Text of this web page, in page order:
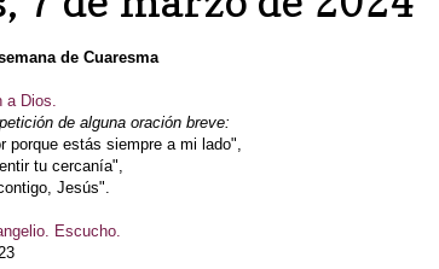
de Cuaresma
a Dios.
de alguna oración breve:
estás siempre a mi lado",
tu cercanía",
Jesús".
Escucho.